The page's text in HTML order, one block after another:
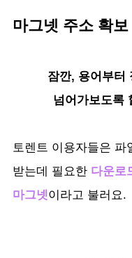
마그넷 주소 확보
잠깐, 용어부터
넘어가보도록
토렌트 이용자들은 파
받는데 필요한 다운로
마그넷이라고 불러요.